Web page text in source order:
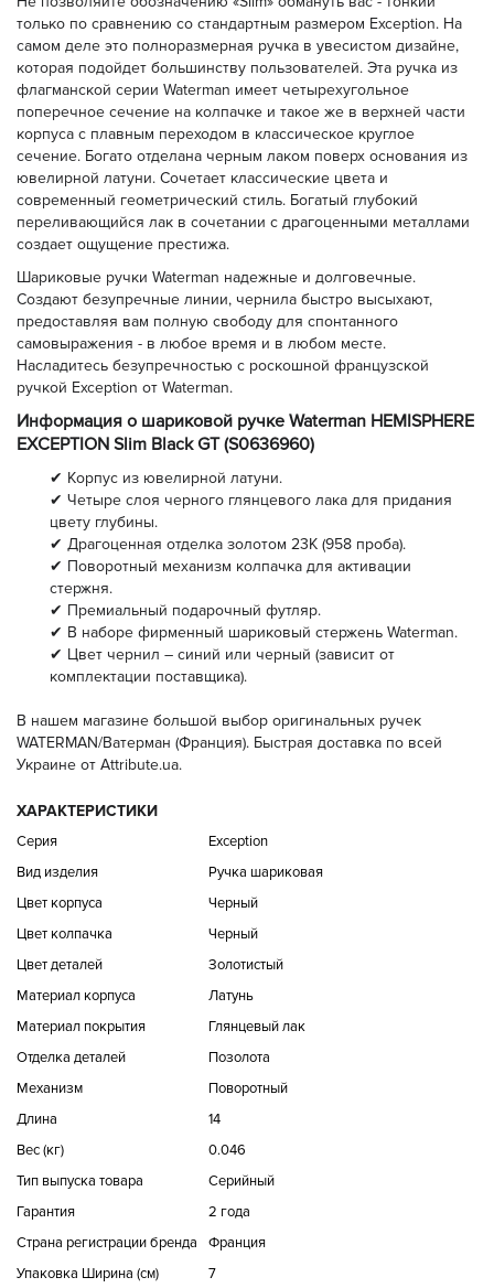
только по сравнению со стандартным размером Exception. На
самом деле это полноразмерная ручка в увесистом дизайне,
которая подойдет большинству пользователей. Эта ручка из
флагманской серии Waterman имеет четырехугольное
поперечное сечение на колпачке и такое же в верхней части
корпуса с плавным переходом в классическое круглое
сечение. Богато отделана черным лаком поверх основания из
ювелирной латуни. Сочетает классические цвета и
современный геометрический стиль. Богатый глубокий
переливающийся лак в сочетании с драгоценными металлами
создает ощущение престижа.
Шариковые ручки Waterman надежные и долговечные.
Создают безупречные линии, чернила быстро высыхают,
предоставляя вам полную свободу для спонтанного
самовыражения - в любое время и в любом месте.
Насладитесь безупречностью с роскошной французской
ручкой Exception от Waterman.
Информация о шариковой ручке Waterman HEMISPHERE
EXCEPTION Slim Black GT (S0636960)
✔ Корпус из ювелирной латуни.
✔ Четыре слоя черного глянцевого лака для придания
цвету глубины.
✔ Драгоценная отделка золотом 23К (958 проба).
✔ Поворотный механизм колпачка для активации
стержня.
✔ Премиальный подарочный футляр.
✔ В наборе фирменный шариковый стержень Waterman.
✔ Цвет чернил – синий или черный (зависит от
комплектации поставщика).
В нашем магазине большой выбор оригинальных ручек
WATERMAN/Ватерман (Франция). Быстрая доставка по всей
Украине от Attribute.ua.
ХАРАКТЕРИСТИКИ
Серия
Exception
Вид изделия
Ручка шариковая
Цвет корпуса
Черный
Цвет колпачка
Черный
Цвет деталей
Золотистый
Материал корпуса
Латунь
Материал покрытия
Глянцевый лак
Отделка деталей
Позолота
Механизм
Поворотный
Длина
14
Вес (кг)
0.046
Тип выпуска товара
Серийный
Гарантия
2 года
Страна регистрации бренда
Франция
Упаковка Ширина (см)
7